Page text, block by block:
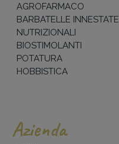
AGROFARMACO
BARBATELLE INNESTATE
NUTRIZIONALI
BIOSTIMOLANTI
POTATURA
HOBBISTICA
Azienda